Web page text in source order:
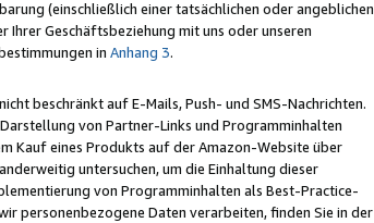
(einschließlich einer tatsächlichen oder angeblichen
Geschäftsbeziehung mit uns oder unseren
in Anhang 3.
beschränkt auf E-Mails, Push- und SMS-Nachrichten.
von Partner-Links und Programminhalten
Kauf eines Produkts auf der Amazon-Website über
untersuchen, um die Einhaltung dieser
von Programminhalten als Best-Practice-
personenbezogene Daten verarbeiten, finden Sie in der